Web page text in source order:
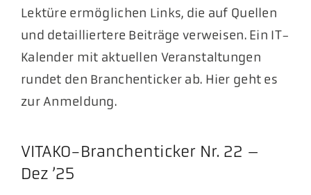
Lektüre ermöglichen Links, die auf Quellen
und detailliertere Beiträge verweisen. Ein IT-
Kalender mit aktuellen Veranstaltungen
rundet den Branchenticker ab. Hier geht es
zur Anmeldung.
VITAKO-Branchenticker Nr. 22 –
Dez ’25